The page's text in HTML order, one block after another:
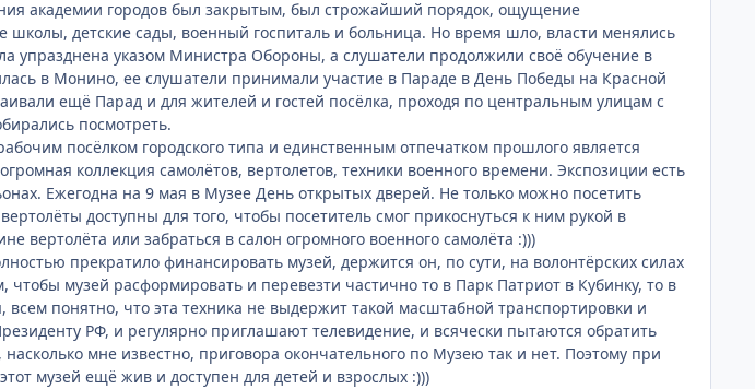
академии городов был закрытым, был строжайший порядок, ощущение
детские сады, военный госпиталь и больница. Но время шло, власти менялись
упразднена указом Министра Обороны, а слушатели продолжили своё обучение в
в Монино, ее слушатели принимали участие в Параде в День Победы на Красной
ещё Парад и для жителей и гостей посёлка, проходя по центральным улицам с
посмотреть.
посёлком городского типа и единственным отпечатком прошлого является
коллекция самолётов, вертолетов, техники военного времени. Экспозиции есть
Ежегодна на 9 мая в Музее День открытых дверей. Не только можно посетить
доступны для того, чтобы посетитель смог прикоснуться к ним рукой в
вертолёта или забраться в салон огромного военного самолёта :)))
прекратило финансировать музей, держится он, по сути, на волонтёрских силах
чтобы музей расформировать и перевезти частично то в Парк Патриот в Кубинку, то в
понятно, что эта техника не выдержит такой масштабной транспортировки и
РФ, и регулярно приглашают телевидение, и всячески пытаются обратить
мне известно, приговора окончательного по Музею так и нет. Поэтому при
музей ещё жив и доступен для детей и взрослых :)))